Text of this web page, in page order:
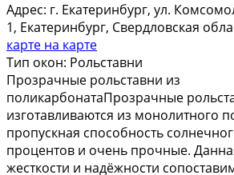
Адрес: г. Екатеринбург, ул.
1, Екатеринбург, Свердловская
карте на карте
Тип окон: Рольставни
Прозрачные рольставни из
поликарбонатаПрозрачные
изготавливаются из монолитного
пропускная способность
процентов и очень прочные.
жесткости и надёжности